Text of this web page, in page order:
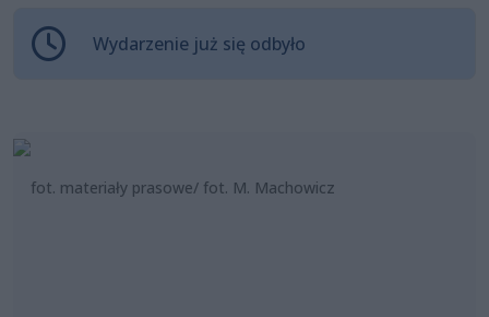
Wydarzenie już się odbyło
fot. materiały prasowe/ fot. M. Machowicz